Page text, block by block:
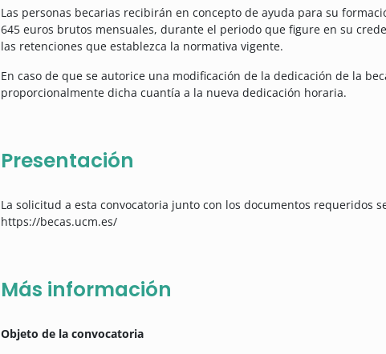
Las personas becarias recibirán en concepto de ayuda para su
645 euros brutos mensuales, durante el periodo que figure en su
las retenciones que establezca la normativa vigente.
En caso de que se autorice una modificación de la dedicación de la
proporcionalmente dicha cuantía a la nueva dedicación horaria.
Presentación
La solicitud a esta convocatoria junto con los documentos requeridos
https://becas.ucm.es/
Más información
Objeto de la convocatoria